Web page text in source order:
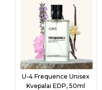
U-4 Frequence Unisex
Kvepalai EDP, 50ml